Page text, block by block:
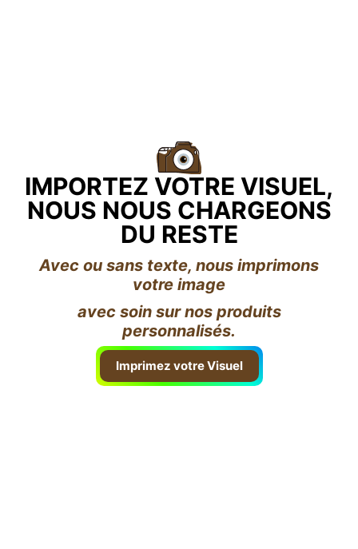
IMPORTEZ VOTRE VISUEL,
NOUS NOUS CHARGEONS
DU RESTE
Avec ou sans texte, nous imprimons
votre image
avec soin sur nos produits
personnalisés.
Imprimez votre Visuel